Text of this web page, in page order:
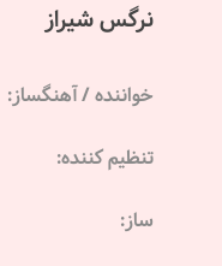
نرگس شیراز
خواننده / آهنگساز:
تنظیم کننده:
ساز: